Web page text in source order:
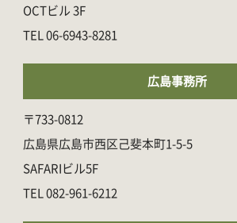
OCTビル 3F
06-6943-8281
広島事務所
〒733-0812
広島県広島市西区己斐本町1-5-5
SAFARIビル5F
082-961-6212